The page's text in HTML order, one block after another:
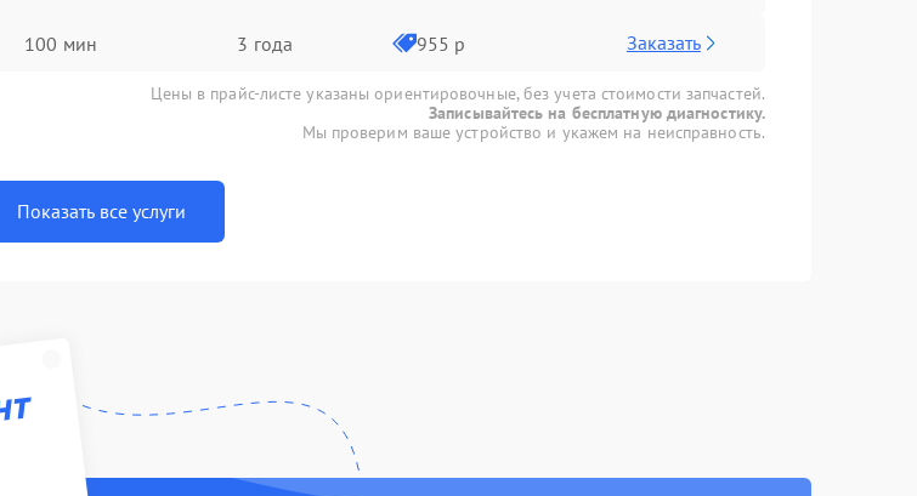
100 мин 3 года 955 р Заказать
Цены в прайс-листе указаны ориентировочные, без учета стоимости запчастей.
Записывайтесь на бесплатную диагностику.
Мы проверим ваше устройство и укажем на неисправность.
Показать все услуги